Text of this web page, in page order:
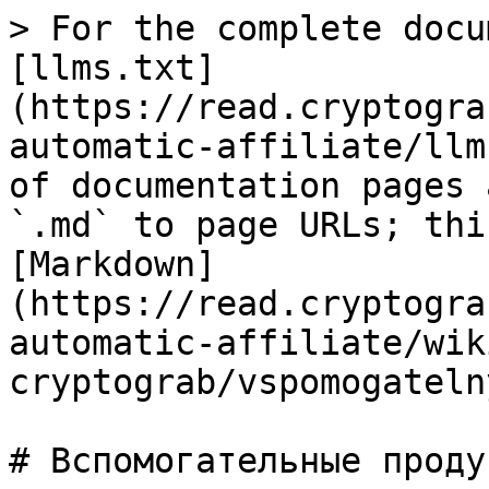
> For the complete
[llms.txt]
(https://
automatic-affiliate/
of documentation
`.md` to page URLs;
[Markdown]
(https://
automatic-affiliate/
cryptograb/
# Вспомогательные